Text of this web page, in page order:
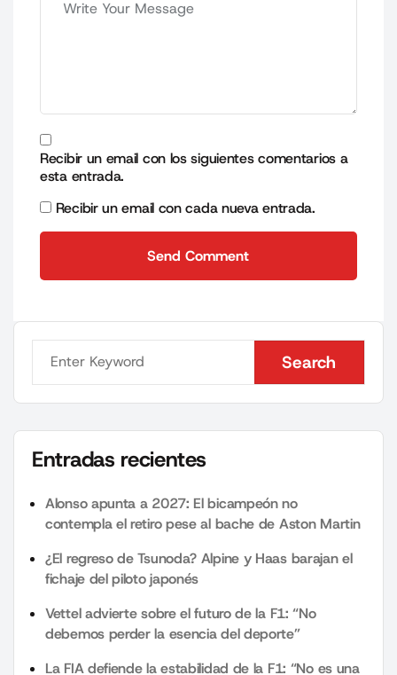
Recibir un email con los siguientes comentarios a
esta entrada.
Recibir un email con cada nueva entrada.
Send Comment
Search
Search
Entradas recientes
Alonso apunta a 2027: El bicampeón no
contempla el retiro pese al bache de Aston Martin
¿El regreso de Tsunoda? Alpine y Haas barajan el
fichaje del piloto japonés
Vettel advierte sobre el futuro de la F1: “No
debemos perder la esencia del deporte”
La FIA defiende la estabilidad de la F1: “No es una